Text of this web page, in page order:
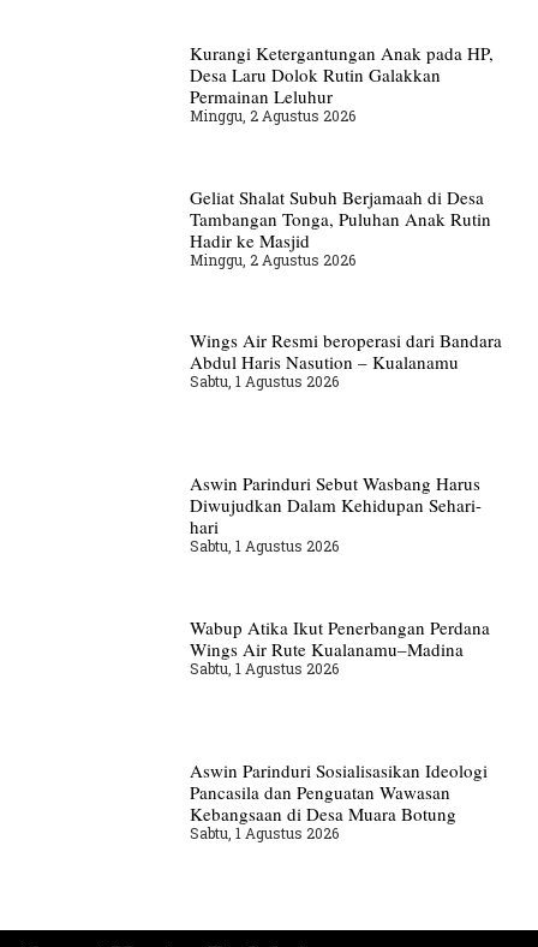
Kurangi Ketergantungan Anak pada HP,
Desa Laru Dolok Rutin Galakkan
Permainan Leluhur
Minggu, 2 Agustus 2026
Geliat Shalat Subuh Berjamaah di Desa
Tambangan Tonga, Puluhan Anak Rutin
Hadir ke Masjid
Minggu, 2 Agustus 2026
Wings Air Resmi beroperasi dari Bandara
Abdul Haris Nasution – Kualanamu
Sabtu, 1 Agustus 2026
Aswin Parinduri Sebut Wasbang Harus
Diwujudkan Dalam Kehidupan Sehari-
hari
Sabtu, 1 Agustus 2026
Wabup Atika Ikut Penerbangan Perdana
Wings Air Rute Kualanamu–Madina
Sabtu, 1 Agustus 2026
Aswin Parinduri Sosialisasikan Ideologi
Pancasila dan Penguatan Wawasan
Kebangsaan di Desa Muara Botung
Sabtu, 1 Agustus 2026